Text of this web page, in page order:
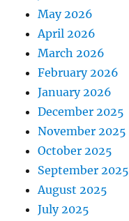
May 2026
April 2026
March 2026
February 2026
January 2026
December 2025
November 2025
October 2025
September 2025
August 2025
July 2025